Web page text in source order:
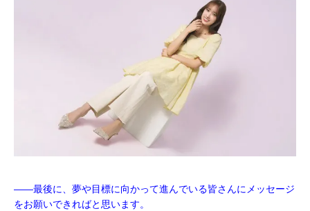
――最後に、夢や目標に向かって進んでいる皆さんにメッセージ
をお願いできればと思います。